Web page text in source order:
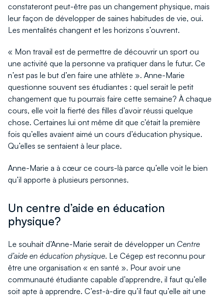
constateront peut-être pas un changement physique, mais
leur façon de développer de saines habitudes de vie, oui.
Les mentalités changent et les horizons s’ouvrent.
« Mon travail est de permettre de découvrir un sport ou
une activité que la personne va pratiquer dans le futur. Ce
n’est pas le but d’en faire une athlète ». Anne-Marie
questionne souvent ses étudiantes : quel serait le petit
changement que tu pourrais faire cette semaine? À chaque
cours, elle voit la fierté des filles d’avoir réussi quelque
chose. Certaines lui ont même dit que c’était la première
fois qu’elles avaient aimé un cours d’éducation physique.
Qu’elles se sentaient à leur place.
Anne-Marie a à cœur ce cours-là parce qu’elle voit le bien
qu’il apporte à plusieurs personnes.
Un centre d’aide en éducation
physique?
Le souhait d’Anne-Marie serait de développer un Centre
d’aide en éducation physique. Le Cégep est reconnu pour
être une organisation « en santé ». Pour avoir une
communauté étudiante capable d’apprendre, il faut qu’elle
soit apte à apprendre. C’est-à-dire qu’il faut qu’elle ait une